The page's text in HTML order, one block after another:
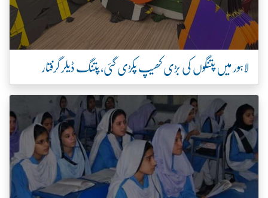
لاہور میں پتنگوں کی بڑی کھیپ پکڑی گئی، پتنگ ڈیلر گرفتار